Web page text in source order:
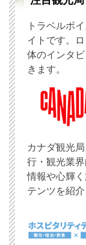
トラベルボ
イトです。
体のインタ
きます。
カナダ観光
行・観光業
情報や心輝
テンツを紹介